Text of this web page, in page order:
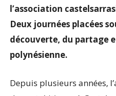
l’association
Deux journées placées
découverte, du partage
polynésienne.
Depuis plusieurs années,